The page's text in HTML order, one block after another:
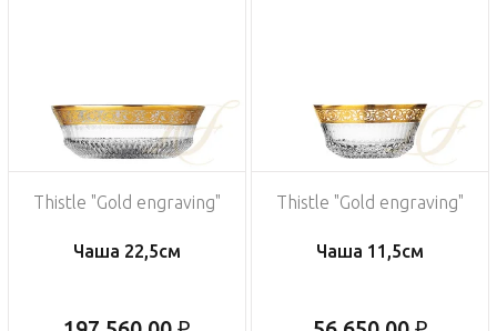
Thistle "Gold engraving"
Чаша 22,5см
Thistle "Gold engraving"
Чаша 11,5см